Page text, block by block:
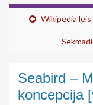
Wikipedia
Seabird –
koncepcija